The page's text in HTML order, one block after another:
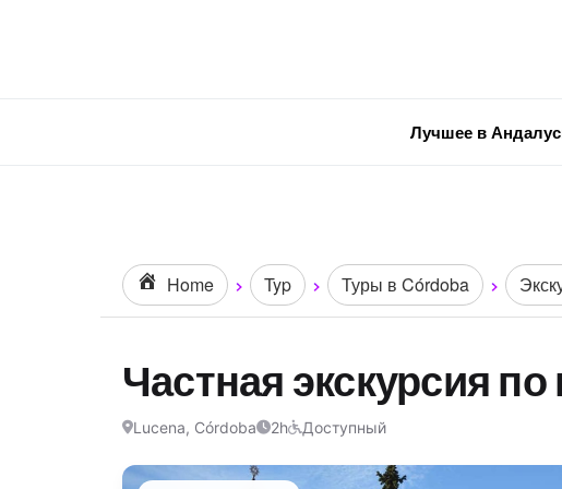
Лучшее в
Home Typ Туры в Córdoba
Частная экскурсия
Lucena, Córdoba 2h Доступный